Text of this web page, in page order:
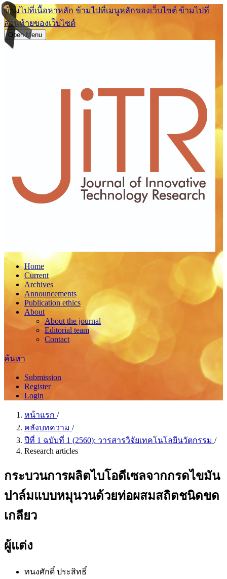
ข้ามไปที่เนื้อหาหลัก ข้ามไปที่เมนูหลักของเว็บไซต์ ข้ามไปที่
ส่วนท้ายของเว็บไซต์
Open Menu
Home
Current
Archives
Announcements
Publication ethics
About
About the journal
Editorial team
Contact
ค้นหา
Submission
Register
Login
หน้าแรก /
คลังบทความ /
ปีที่ 1 ฉบับที่ 1 (2560): วารสารวิจัยเทคโนโลยีนวัตกรรม /
Research articles
กระบวนการผลิตไบโอดีเซลจากกรดไขมัน
ปาล์มแบบหมุนวนด้วยท่อผสมสถิตชนิดขด
เกลียว
ผู้แต่ง
ทนงศักดิ์ ประสิทธิ์